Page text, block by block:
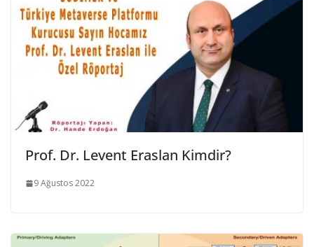
Prof. Dr. Levent Eraslan Kimdir?
9 Ağustos 2022